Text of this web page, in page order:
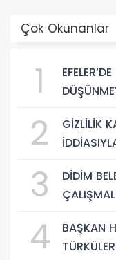
Çok Okunanlar
1
2
GİZLİLİK
3
DİDİM
4
BAŞKAN